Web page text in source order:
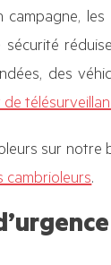
des
de
sur
cambrioleurs.